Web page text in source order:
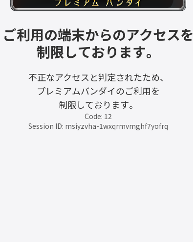
ご利用の端末からのアクセスを
制限しております。
不正なアクセスと判定されたため、
プレミアムバンダイのご利用を
制限しております。
Code: 12
Session ID: msiyzvha-1wxqrmvmghf7yofrq